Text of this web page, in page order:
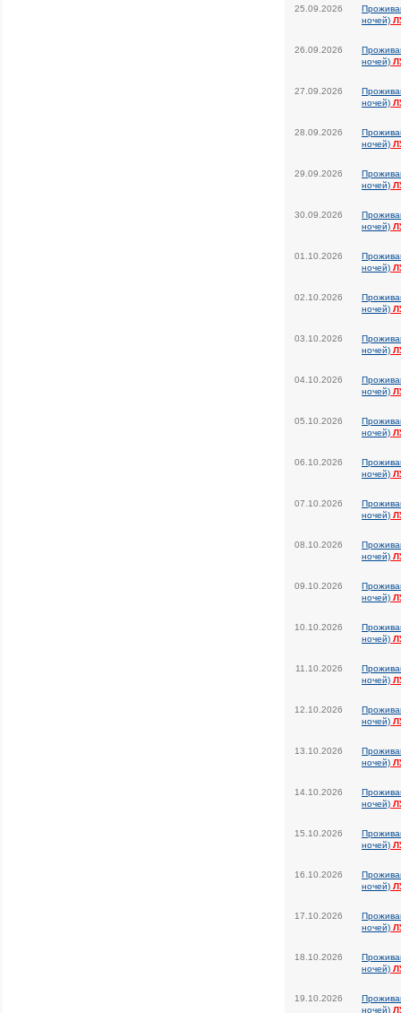
25.09.2026
ночей)
26.09.2026
ночей)
27.09.2026
ночей)
28.09.2026
ночей)
29.09.2026
ночей)
30.09.2026
ночей)
01.10.2026
ночей)
02.10.2026
ночей)
03.10.2026
ночей)
04.10.2026
ночей)
05.10.2026
ночей)
06.10.2026
ночей)
07.10.2026
ночей)
08.10.2026
ночей)
09.10.2026
ночей)
10.10.2026
ночей)
11.10.2026
ночей)
12.10.2026
ночей)
13.10.2026
ночей)
14.10.2026
ночей)
15.10.2026
ночей)
16.10.2026
ночей)
17.10.2026
ночей)
18.10.2026
ночей)
19.10.2026
ночей)